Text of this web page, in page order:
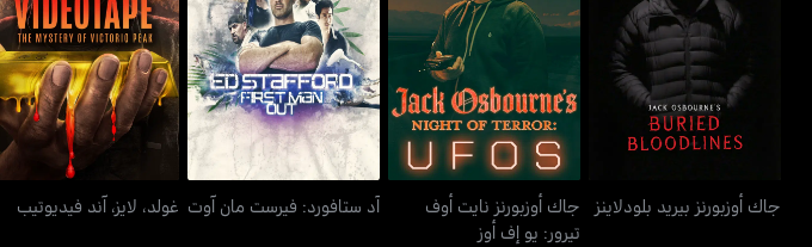
جاك أوزبورنز بيريد بلودلاينز
جاك أوزبورنز بيريد بلودلاينز
جاك أوزبورنز نايت أوف
تيرور: يو إف أوز
جاك أوزبورنز نايت أوف
تيرور: يو إف أوز
آد ستافورد: فيرست مان
آوت
آد ستافورد: فيرست مان آوت
غولد، لايز، آند فيديوتيب
غولد، لايز، آند فيديوتيب